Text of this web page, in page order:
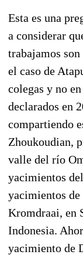
Esta es una
a considerar
trabajamos
el caso de
colegas y no
declarados en
compartiendo
Zhoukoudian,
valle del río
yacimientos
yacimientos
Kromdraai, en
Indonesia.
yacimiento de